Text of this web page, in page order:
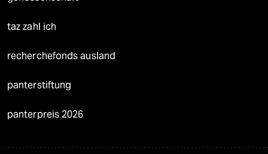
taz zahl ich
recherchefonds ausland
panterstiftung
panterpreis 2026